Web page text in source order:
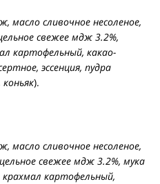
масло сливочное несоленое,
свежее мдж 3.2%,
картофельный, какао-
эссенция, пудра
).
масло сливочное несоленое,
свежее мдж 3.2%, мука
крахмал картофельный,